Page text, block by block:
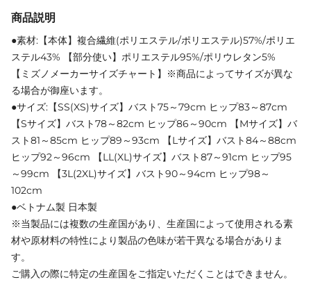
商品説明
●素材:【本体】複合繊維(ポリエステル/ポリエステル)57%/ポリエ
ステル43% 【部分使い】ポリエステル95%/ポリウレタン5%
【ミズノメーカーサイズチャート】※商品によってサイズが異な
る場合が御座います。
●サイズ:【SS(XS)サイズ】バスト75～79cm ヒップ83～87cm
【Sサイズ】バスト78～82cm ヒップ86～90cm 【Mサイズ】バ
スト81～85cm ヒップ89～93cm 【Lサイズ】バスト84～88cm
ヒップ92～96cm 【LL(XL)サイズ】バスト87～91cm ヒップ95
～99cm 【3L(2XL)サイズ】バスト90～94cm ヒップ98～
102cm
●ベトナム製 日本製
※当製品には複数の生産国があり、生産国によって使用される素
材や原材料の特性により製品の色味が若干異なる場合がありま
す。
ご購入の際に特定の生産国をご指定いただくことはできません。